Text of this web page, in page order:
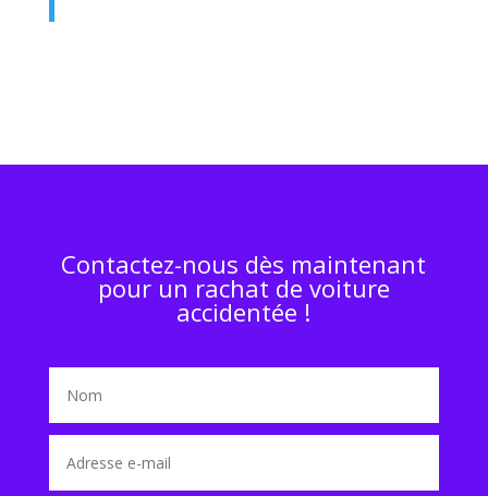
Contactez-nous dès maintenant
pour un rachat de voiture
accidentée !